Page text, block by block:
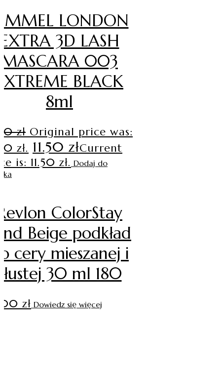
LONDON
EXTRA 3D LASH
MASCARA 003
BLACK
8ml
zł Original price was:
zł. 11.50 złCurrent
is: 11.50 zł. Dodaj do
ColorStay
Beige podkład
cery mieszanej i
30 ml 180
zł Dowiedz się więcej